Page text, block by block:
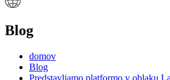
Blog
domov
Blog
Predstavljamo platformo v oblaku